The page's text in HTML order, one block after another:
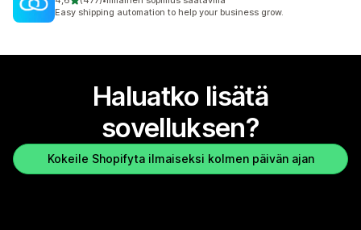
477 arvostelua yhteensä
Easy shipping automation to help your business grow.
Haluatko lisätä
sovelluksen?
Kokeile Shopifyta ilmaiseksi kolmen päivän ajan